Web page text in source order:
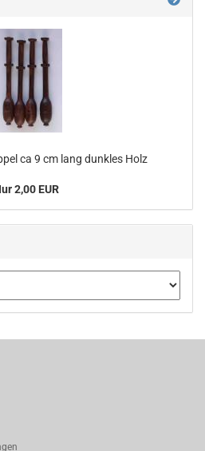
ca 9 cm lang dunkles Holz
2,00 EUR